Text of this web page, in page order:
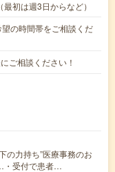
初は週3日からなど）
の時間帯をご相談くだ
ご相談ください！
の力持ち”医療事務のお
・受付で患者…